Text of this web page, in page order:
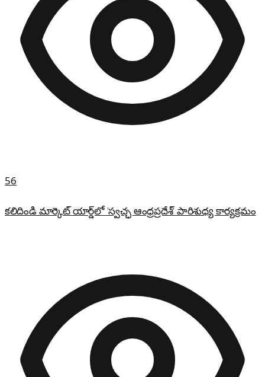
56
కలిదిండి మార్కెట్ యార్డ్‌లో 'స్వచ్ఛ ఆంధ్రప్రదేశ్' పారిశుధ్య కార్యక్రమం